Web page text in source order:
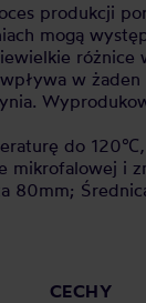
produkcji
mogą
różnice
w żaden
do
mikrofalowej i
80mm;
CECHY